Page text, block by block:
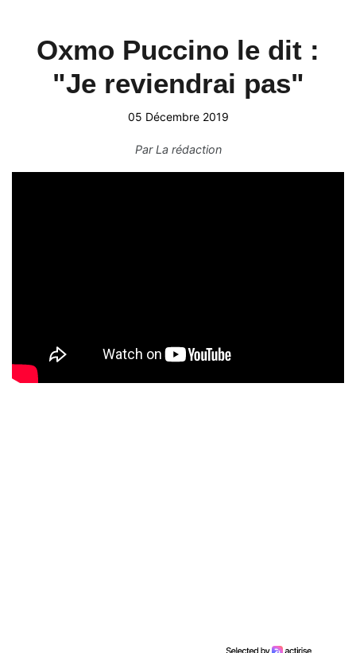
Oxmo Puccino le dit :
"Je reviendrai pas"
05 Décembre 2019
ParLa rédaction